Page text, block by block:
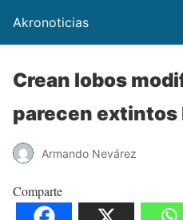
Akronoticias
Crean lobos
parecen
Armando Nevárez
Comparte